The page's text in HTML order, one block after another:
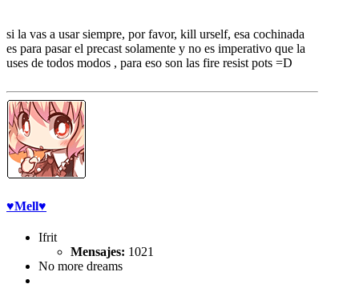
si la vas a usar siempre, por favor, kill urself, esa cochinada
es para pasar el precast solamente y no es imperativo que la
uses de todos modos , para eso son las fire resist pots =D
♥Mell♥
Ifrit
Mensajes: 1021
No more dreams